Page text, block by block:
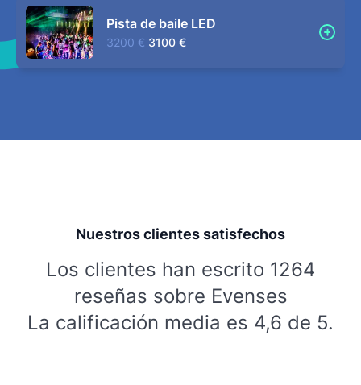
Pista de baile LED
3200 € 3100 €
Nuestros clientes satisfechos
Los clientes han escrito 1264
reseñas sobre Evenses
La calificación media es 4,6 de 5.